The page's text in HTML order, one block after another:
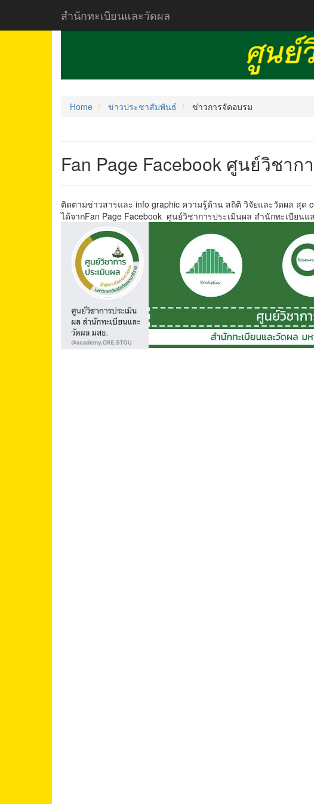
สำนักทะเบียนและวัดผล
Home ข่าวประชาสัมพันธ์ ข่าวการจัดอบรม
Fan Page Facebook ศูนย์วิชาก
ติดตามข่าวสารและ info graphic ความรู้ด้าน สถิติ วิจัยและวัดผล สุด
ได้จากFan Page Facebook ศูนย์วิชาการประเมินผล สำนักทะเบียนแ